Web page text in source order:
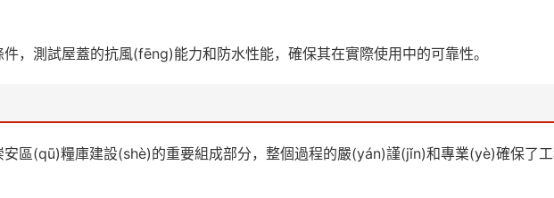
，測試屋蓋的抗風(fēng)能力和防水性能，確保其在實際使用中的可靠性。
區(qū)糧庫建設(shè)的重要組成部分，整個過程的嚴(yán)謹(jǐn)和專業(yè)確保了